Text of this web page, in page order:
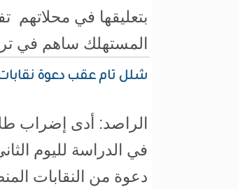
بتعليقها في محلاتهم
المستهلك ساهم في
شلل تام عقب دعوة
الراصد: أدى إضراب
في الدراسة لليوم
دعوة من النقابات